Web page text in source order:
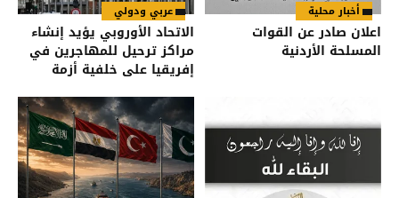
أخبار محلية
اعلان صادر عن القوات
المسلحة الأردنية
عربي ودولي
الاتحاد الأوروبي يؤيد إنشاء
مراكز ترحيل للمهاجرين في
إفريقيا على خلفية أزمة